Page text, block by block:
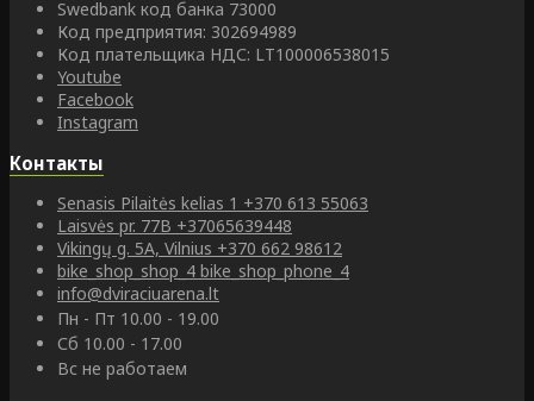
Swedbank код банка 73000
Код предприятия: 302694989
Код плательщика НДС: LT100006538015
Youtube
Facebook
Instagram
Контакты
Senasis Pilaitės kelias 1 +370 613 55063
Laisvės pr. 77B +37065639448
Vikingų g. 5A, Vilnius +370 662 98612
bike_shop_shop_4 bike_shop_phone_4
info@dviraciuarena.lt
Пн - Пт 10.00 - 19.00
Сб 10.00 - 17.00
Вс не работаем